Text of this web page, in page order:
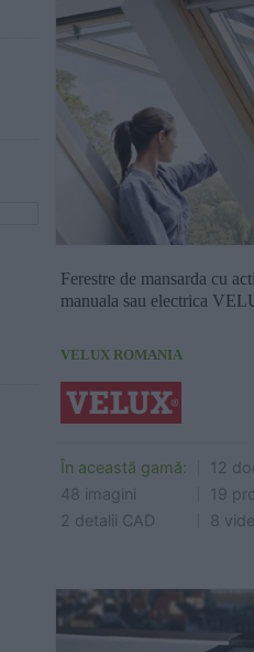
Cere ofertă
Ferestre de mansarda cu
manuala sau electrica
VELUX ROMANIA
În această gamă:
12
48 imagini
19
2 detalii CAD
8